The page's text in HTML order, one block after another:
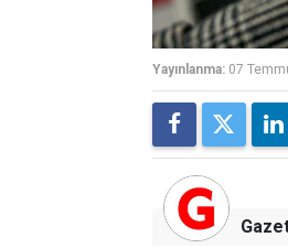
Yayınlanma: 07